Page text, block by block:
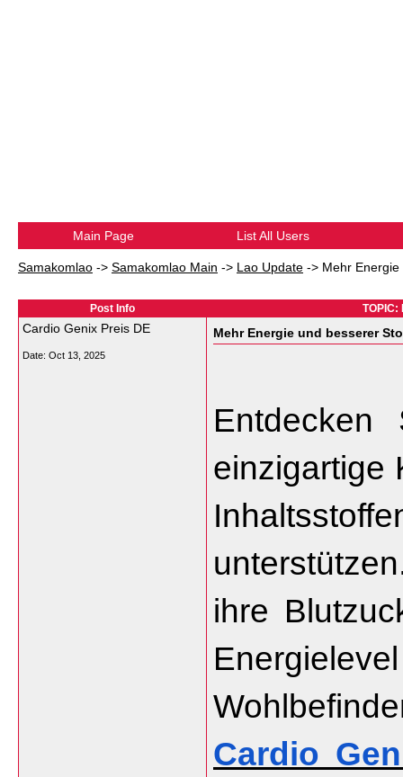
Main Page List All Users
Samakomlao -> Samakomlao Main -> Lao Update -> Mehr
Post Info
Cardio Genix Preis DE
Date: Oct 13, 2025
Mehr Energie und besserer
einzigartige
ihre
Cardio